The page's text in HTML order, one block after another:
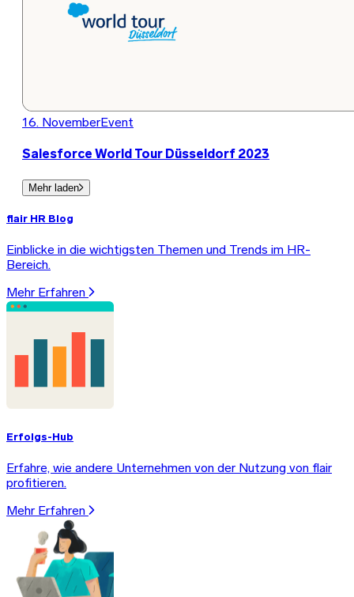
16. NovemberEvent
Salesforce World Tour Düsseldorf 2023
Mehr laden
flair HR Blog
Einblicke in die wichtigsten Themen und Trends im HR-
Bereich.
Mehr Erfahren
Erfolgs-Hub
Erfahre, wie andere Unternehmen von der Nutzung von flair
profitieren.
Mehr Erfahren